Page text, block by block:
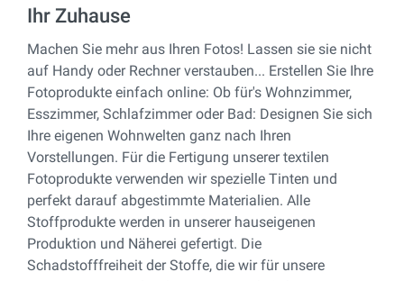
Ihr Zuhause
Machen Sie mehr aus Ihren Fotos! Lassen sie sie nicht
auf Handy oder Rechner verstauben... Erstellen Sie Ihre
Fotoprodukte einfach online: Ob für's Wohnzimmer,
Esszimmer, Schlafzimmer oder Bad: Designen Sie sich
Ihre eigenen Wohnwelten ganz nach Ihren
Vorstellungen. Für die Fertigung unserer textilen
Fotoprodukte verwenden wir spezielle Tinten und
perfekt darauf abgestimmte Materialien. Alle
Stoffprodukte werden in unserer hauseigenen
Produktion und Näherei gefertigt. Die
Schadstofffreiheit der Stoffe, die wir für unsere